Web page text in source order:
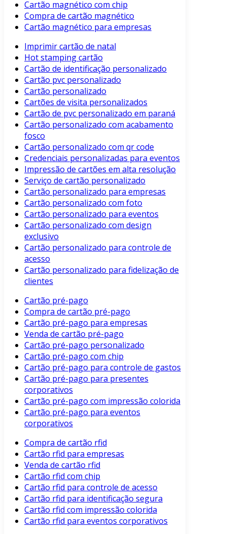
Cartão magnético com chip
Compra de cartão magnético
Cartão magnético para empresas
Imprimir cartão de natal
Hot stamping cartão
Cartão de identificação personalizado
Cartão pvc personalizado
Cartão personalizado
Cartões de visita personalizados
Cartão de pvc personalizado em paraná
Cartão personalizado com acabamento
fosco
Cartão personalizado com qr code
Credenciais personalizadas para eventos
Impressão de cartões em alta resolução
Serviço de cartão personalizado
Cartão personalizado para empresas
Cartão personalizado com foto
Cartão personalizado para eventos
Cartão personalizado com design
exclusivo
Cartão personalizado para controle de
acesso
Cartão personalizado para fidelização de
clientes
Cartão pré-pago
Compra de cartão pré-pago
Cartão pré-pago para empresas
Venda de cartão pré-pago
Cartão pré-pago personalizado
Cartão pré-pago com chip
Cartão pré-pago para controle de gastos
Cartão pré-pago para presentes
corporativos
Cartão pré-pago com impressão colorida
Cartão pré-pago para eventos
corporativos
Compra de cartão rfid
Cartão rfid para empresas
Venda de cartão rfid
Cartão rfid com chip
Cartão rfid para controle de acesso
Cartão rfid para identificação segura
Cartão rfid com impressão colorida
Cartão rfid para eventos corporativos